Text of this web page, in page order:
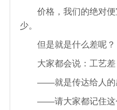
价格，我们的绝对便
少。
但是就是什么差呢？
大家都会说：工艺差
——就是传达给人的感
——请大家都记住这